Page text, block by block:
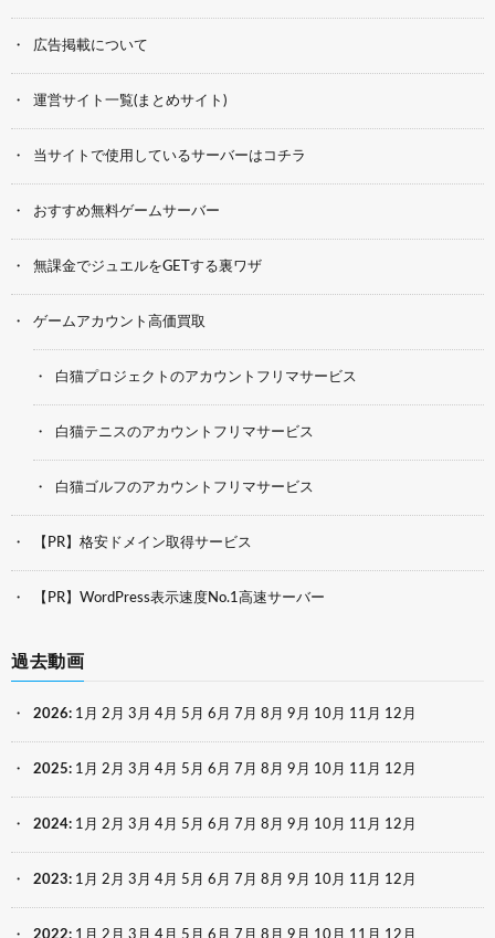
広告掲載について
運営サイト一覧(まとめサイト)
当サイトで使用しているサーバーはコチラ
おすすめ無料ゲームサーバー
無課金でジュエルをGETする裏ワザ
ゲームアカウント高価買取
白猫プロジェクトのアカウントフリマサービス
白猫テニスのアカウントフリマサービス
白猫ゴルフのアカウントフリマサービス
【PR】格安ドメイン取得サービス
【PR】WordPress表示速度No.1高速サーバー
過去動画
2026: 1月 2月 3月 4月 5月 6月 7月 8月 9月 10月 11月 12月
2025: 1月 2月 3月 4月 5月 6月 7月 8月 9月 10月 11月 12月
2024: 1月 2月 3月 4月 5月 6月 7月 8月 9月 10月 11月 12月
2023: 1月 2月 3月 4月 5月 6月 7月 8月 9月 10月 11月 12月